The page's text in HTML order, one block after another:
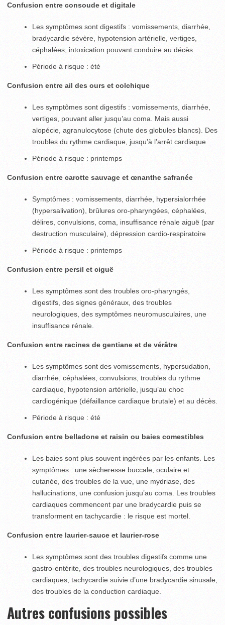
Confusion entre consoude et digitale
Les symptômes sont digestifs : vomissements, diarrhée,
bradycardie sévère, hypotension artérielle, vertiges,
céphalées, intoxication pouvant conduire au décès.
Période à risque : été
Confusion entre ail des ours et colchique
Les symptômes sont digestifs : vomissements, diarrhée,
vertiges, pouvant aller jusqu’au coma. Mais aussi
alopécie, agranulocytose (chute des globules blancs). Des
troubles du rythme cardiaque, jusqu’à l’arrêt cardiaque
Période à risque : printemps
Confusion entre carotte sauvage et œnanthe safranée
Symptômes : vomissements, diarrhée, hypersialorrhée
(hypersalivation), brûlures oro-pharyngées, céphalées,
délires, convulsions, coma, insuffisance rénale aiguë (par
destruction musculaire), dépression cardio-respiratoire
Période à risque : printemps
Confusion entre persil et ciguë
Les symptômes sont des troubles oro-pharyngés,
digestifs, des signes généraux, des troubles
neurologiques, des symptômes neuromusculaires, une
insuffisance rénale.
Confusion entre racines de gentiane et de vérâtre
Les symptômes sont des vomissements, hypersudation,
diarrhée, céphalées, convulsions, troubles du rythme
cardiaque, hypotension artérielle, jusqu’au choc
cardiogénique (défaillance cardiaque brutale) et au décès.
Période à risque : été
Confusion entre belladone et raisin ou baies comestibles
Les baies sont plus souvent ingérées par les enfants. Les
symptômes : une sècheresse buccale, oculaire et
cutanée, des troubles de la vue, une mydriase, des
hallucinations, une confusion jusqu’au coma. Les troubles
cardiaques commencent par une bradycardie puis se
transforment en tachycardie : le risque est mortel.
Confusion entre laurier-sauce et laurier-rose
Les symptômes sont des troubles digestifs comme une
gastro-entérite, des troubles neurologiques, des troubles
cardiaques, tachycardie suivie d’une bradycardie sinusale,
des troubles de la conduction cardiaque.
Autres confusions possibles